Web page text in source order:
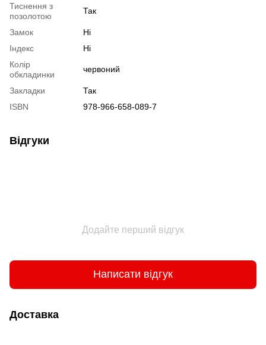
Тиснення з
позолотою
Так
Замок
Ні
Індекс
Ні
Колір
обкладинки
червоний
Закладки
Так
ISBN
978-966-658-089-7
Відгуки
Додайте перший відгук
Написати відгук
Доставка